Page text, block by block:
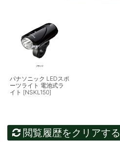
パナソニック LEDスポ
ーツライト 電池式ラ
イト [NSKL150]
閲覧履歴をクリアする